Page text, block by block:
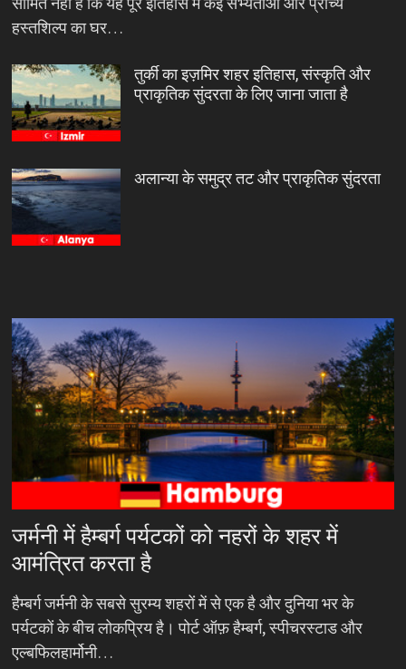
हस्तशिल्प का घर…
तुर्की का इज़मिर शहर इतिहास, संस्कृति और
प्राकृतिक सुंदरता के लिए जाना जाता है
अलान्या के समुद्र तट और प्राकृतिक सुंदरता
जर्मनी में हैम्बर्ग पर्यटकों को नहरों के शहर में
आमंत्रित करता है
हैम्बर्ग जर्मनी के सबसे सुरम्य शहरों में से एक है और दुनिया भर के
पर्यटकों के बीच लोकप्रिय है। पोर्ट ऑफ़ हैम्बर्ग, स्पीचरस्टाड और
एल्बफिलहार्मोनी…